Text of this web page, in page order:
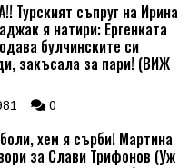
Турският съпруг на Ирина
я натири: Ергенката
булчинските си
закъсала за пари! (ВИЖ
0
хем я сърби! Мартина
за Слави Трифонов (Уж